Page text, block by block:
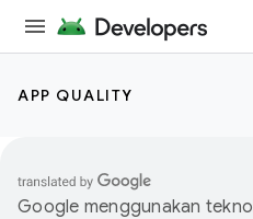
APP QUALITY
Google menggunakan